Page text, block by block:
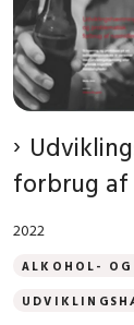
forbrug af
2022
ALKOHOL- OG